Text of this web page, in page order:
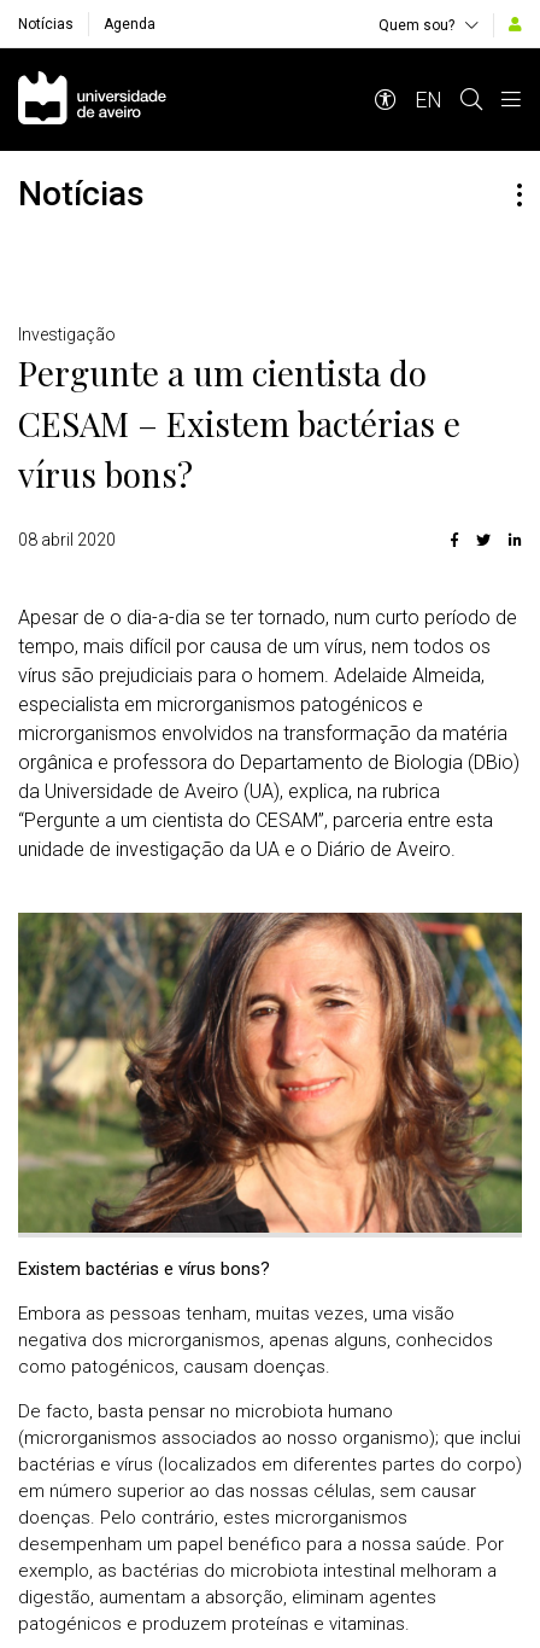
Notícias Agenda Quem sou?
Navegação Principal
EN
Notícias
Detalhes
Investigação
Pergunte a um cientista do
CESAM – Existem bactérias e
vírus bons?
08 abril 2020
Apesar de o dia-a-dia se ter tornado, num curto período de
tempo, mais difícil por causa de um vírus, nem todos os
vírus são prejudiciais para o homem. Adelaide Almeida,
especialista em microrganismos patogénicos e
microrganismos envolvidos na transformação da matéria
orgânica e professora do Departamento de Biologia (DBio)
da Universidade de Aveiro (UA), explica, na rubrica
“Pergunte a um cientista do CESAM”, parceria entre esta
unidade de investigação da UA e o Diário de Aveiro.
Existem bactérias e vírus bons?
Embora as pessoas tenham, muitas vezes, uma visão
negativa dos microrganismos, apenas alguns, conhecidos
como patogénicos, causam doenças.
De facto, basta pensar no microbiota humano
(microrganismos associados ao nosso organismo); que inclui
bactérias e vírus (localizados em diferentes partes do corpo)
em número superior ao das nossas células, sem causar
doenças. Pelo contrário, estes microrganismos
desempenham um papel benéfico para a nossa saúde. Por
exemplo, as bactérias do microbiota intestinal melhoram a
digestão, aumentam a absorção, eliminam agentes
patogénicos e produzem proteínas e vitaminas.